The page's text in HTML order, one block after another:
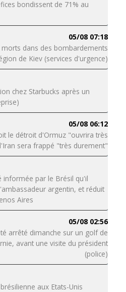
bondissent de 71% au
05/08 07:18
dans des bombardements
de Kiev (services d'urgence)
chez Starbucks après un
05/08 06:12
le détroit d'Ormuz "ouvrira très
sera frappé "très durement"
informée par le Brésil qu'il
argentin, et réduit
Aires
05/08 02:56
arrêté dimanche sur un golf de
avant une visite du président
(police)
aux Etats-Unis